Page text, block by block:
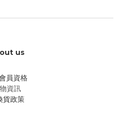
us
員資格
資訊
貨政策